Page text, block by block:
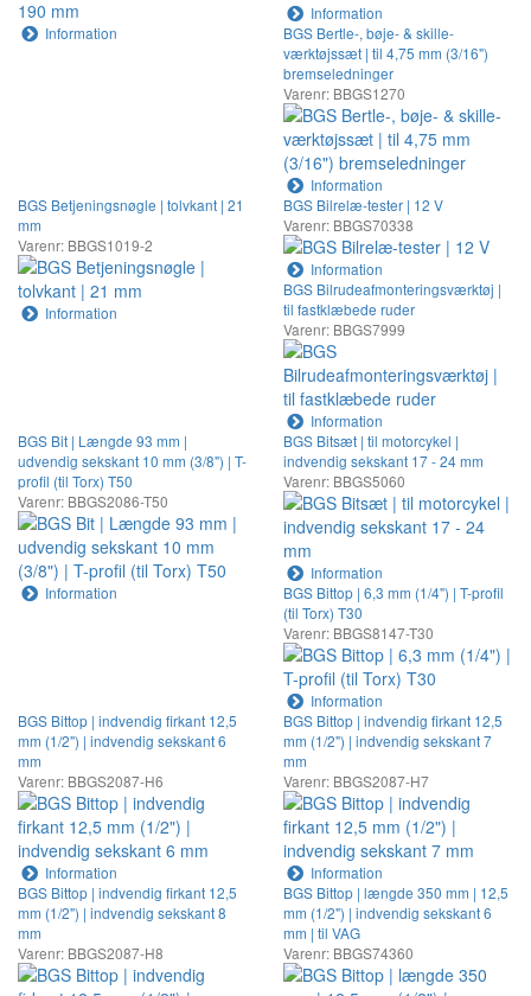
Information
Information
BGS Bertle-, bøje- & skille-
værktøjssæt | til 4,75 mm (3/16")
bremseledninger
Varenr: BBGS1270
Information
BGS Betjeningsnøgle | tolvkant | 21
mm
Varenr: BBGS1019-2
Information
BGS Bilrelæ-tester | 12 V
Varenr: BBGS70338
Information
BGS Bilrudeafmonteringsværktøj |
til fastklæbede ruder
Varenr: BBGS7999
Information
BGS Bit | Længde 93 mm |
udvendig sekskant 10 mm (3/8") | T-
profil (til Torx) T50
Varenr: BBGS2086-T50
Information
BGS Bitsæt | til motorcykel |
indvendig sekskant 17 - 24 mm
Varenr: BBGS5060
Information
BGS Bittop | 6,3 mm (1/4") | T-profil
(til Torx) T30
Varenr: BBGS8147-T30
Information
BGS Bittop | indvendig firkant 12,5
mm (1/2") | indvendig sekskant 6
mm
Varenr: BBGS2087-H6
Information
BGS Bittop | indvendig firkant 12,5
mm (1/2") | indvendig sekskant 7
mm
Varenr: BBGS2087-H7
Information
BGS Bittop | indvendig firkant 12,5
mm (1/2") | indvendig sekskant 8
mm
Varenr: BBGS2087-H8
BGS Bittop | længde 350 mm | 12,5
mm (1/2") | indvendig sekskant 6
mm | til VAG
Varenr: BBGS74360